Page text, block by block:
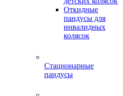
Откидные
пандусы для
инвалидных
колясок
Стационарные
пандусы